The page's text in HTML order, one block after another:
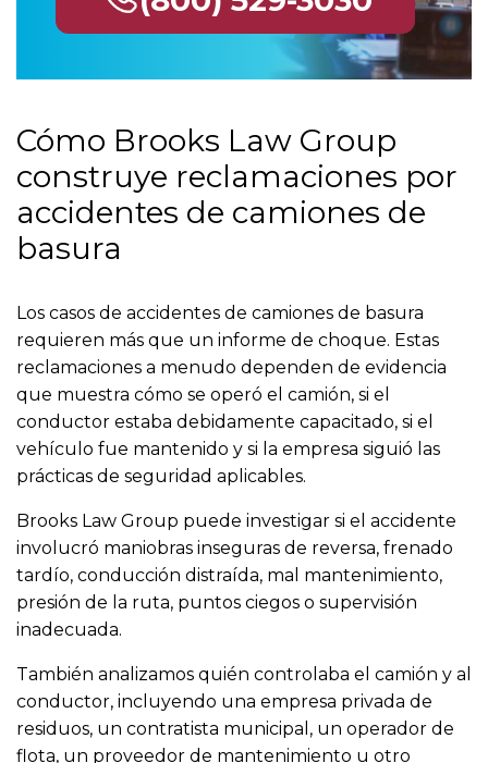
Cómo Brooks Law Group
construye reclamaciones por
accidentes de camiones de
basura
Los casos de accidentes de camiones de basura
requieren más que un informe de choque. Estas
reclamaciones a menudo dependen de evidencia
que muestra cómo se operó el camión, si el
conductor estaba debidamente capacitado, si el
vehículo fue mantenido y si la empresa siguió las
prácticas de seguridad aplicables.
Brooks Law Group puede investigar si el accidente
involucró maniobras inseguras de reversa, frenado
tardío, conducción distraída, mal mantenimiento,
presión de la ruta, puntos ciegos o supervisión
inadecuada.
También analizamos quién controlaba el camión y al
conductor, incluyendo una empresa privada de
residuos, un contratista municipal, un operador de
flota, un proveedor de mantenimiento u otro